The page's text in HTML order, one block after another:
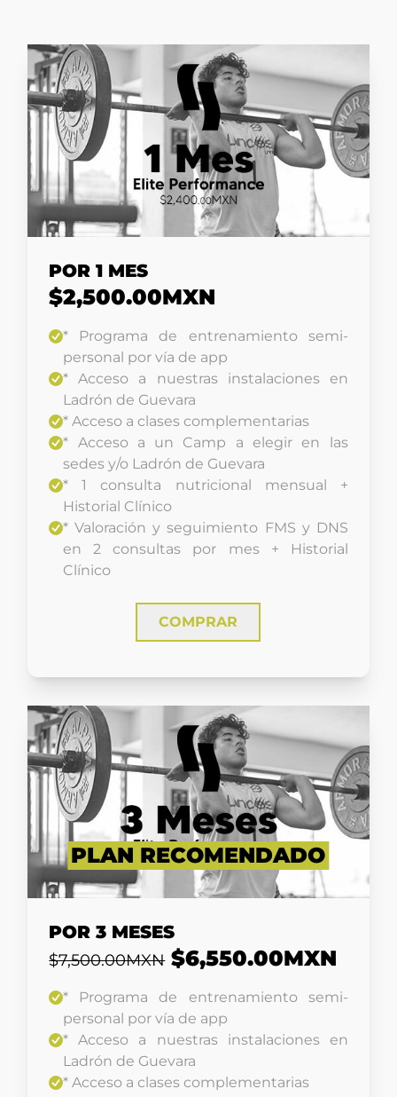
POR 1 MES
$2,500.00MXN
* Programa de entrenamiento semi-
personal por vía de app
* Acceso a nuestras instalaciones en
Ladrón de Guevara
* Acceso a clases complementarias
* Acceso a un Camp a elegir en las
sedes y/o Ladrón de Guevara
* 1 consulta nutricional mensual +
Historial Clínico
* Valoración y seguimiento FMS y DNS
en 2 consultas por mes + Historial
Clínico
COMPRAR
PLAN RECOMENDADO
POR 3 MESES
$7,500.00MXN$6,550.00MXN
* Programa de entrenamiento semi-
personal por vía de app
* Acceso a nuestras instalaciones en
Ladrón de Guevara
* Acceso a clases complementarias